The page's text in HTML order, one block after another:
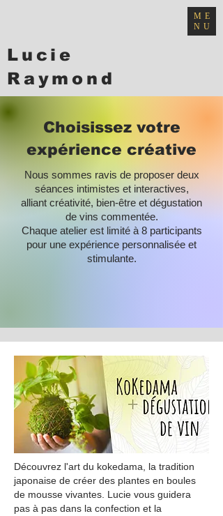
Lucie
Raymond
artiste visuel
ME
NU
Choisissez votre
expérience créative
Nous sommes ravis de proposer deux
séances intimistes et interactives,
alliant créativité, bien-être et dégustation
de vins commentée.
Chaque atelier est limité à 8 participants
pour une expérience personnalisée et
stimulante.
Découvrez l'art du kokedama, la tradition
japonaise de créer des plantes en boules
de mousse vivantes. Lucie vous guidera
pas à pas dans la confection et la